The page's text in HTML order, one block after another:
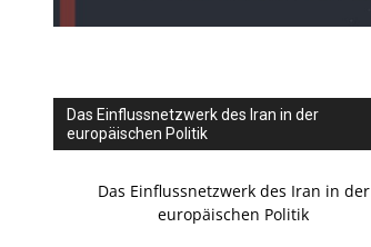
Das Einflussnetzwerk des Iran in der
europäischen Politik
Das Einflussnetzwerk des Iran in der
europäischen Politik